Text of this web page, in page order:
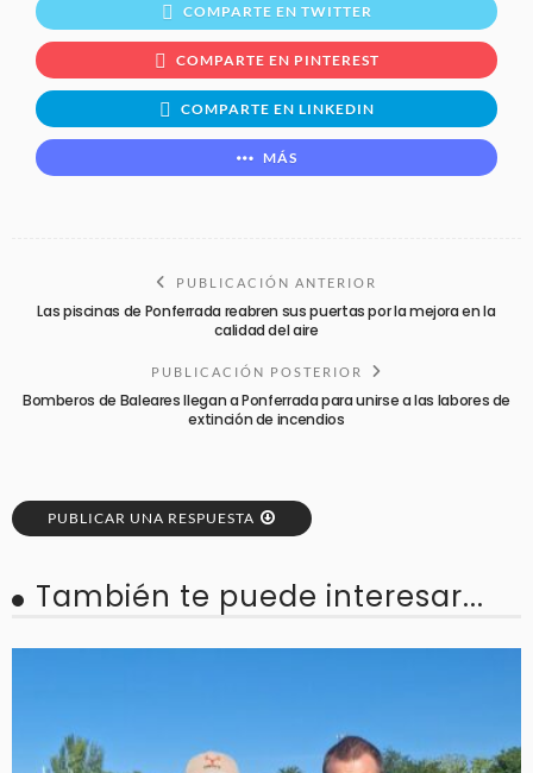
COMPARTE EN TWITTER
COMPARTE EN PINTEREST
COMPARTE EN LINKEDIN
MÁS
PUBLICACIÓN ANTERIOR
Las piscinas de Ponferrada reabren sus puertas por la mejora en la
calidad del aire
PUBLICACIÓN POSTERIOR
Bomberos de Baleares llegan a Ponferrada para unirse a las labores de
extinción de incendios
PUBLICAR UNA RESPUESTA
También te puede interesar...